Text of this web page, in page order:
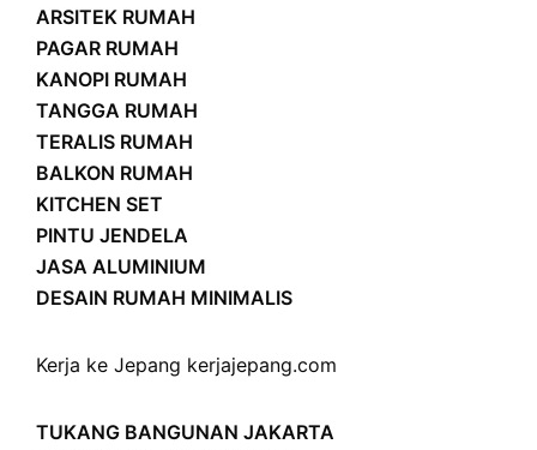
ARSITEK RUMAH
PAGAR RUMAH
KANOPI RUMAH
TANGGA RUMAH
TERALIS RUMAH
BALKON RUMAH
KITCHEN SET
PINTU JENDELA
JASA ALUMINIUM
DESAIN RUMAH MINIMALIS
Kerja ke Jepang kerjajepang.com
TUKANG BANGUNAN JAKARTA